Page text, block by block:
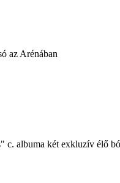
az Arénában
c. albuma két exkluzív élő